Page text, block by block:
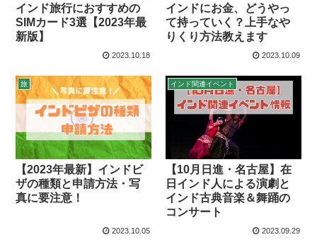
インド旅行におすすめの
SIMカード3選【2023年最
新版】
2023.10.18
インドにお金、どうやっ
て持っていく？上手なや
りくり方法教えます
2023.10.09
旅
【2023年最新】インドビ
ザの種類と申請方法・写
真に要注意！
2023.10.05
インド関連イベント
【10月日進・名古屋】在
日インド人による演劇と
インド古典音楽＆舞踊の
コンサート
2023.09.29